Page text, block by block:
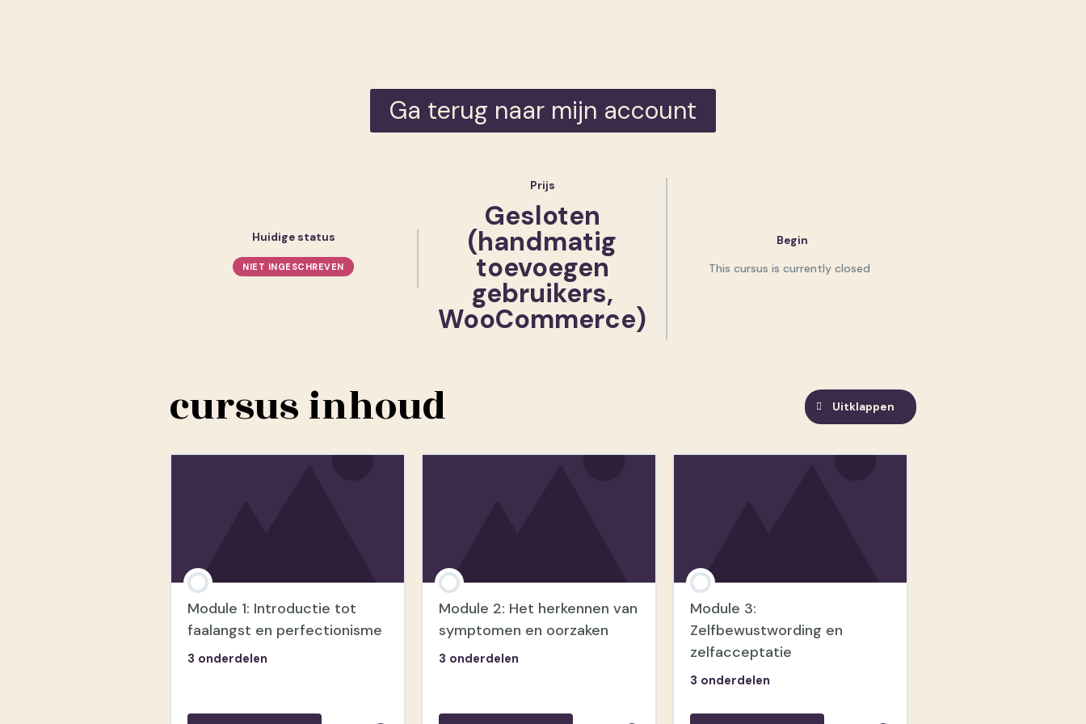
Ga terug naar mijn account
Huidige status
NIET INGESCHREVEN
Prijs
Gesloten
(handmatig
toevoegen
gebruikers,
WooCommerce)
Begin
This cursus is currently closed
cursus inhoud Uitklappen
Module 1: Introductie tot
faalangst en perfectionisme
3 onderdelen
Module 2: Het herkennen van
symptomen en oorzaken
3 onderdelen
Module 3:
Zelfbewustwording en
zelfacceptatie
3 onderdelen